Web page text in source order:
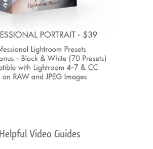
Helpful Video Guides